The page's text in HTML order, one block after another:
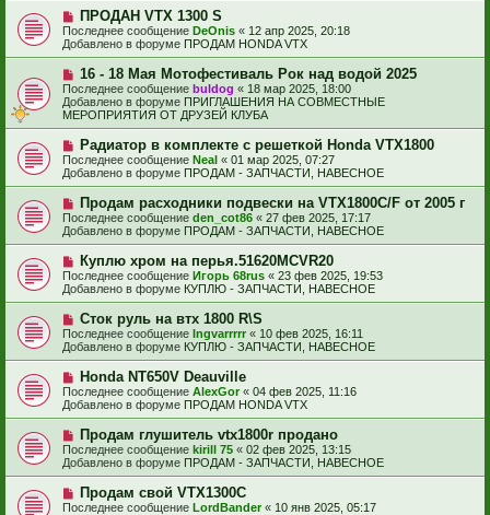
ещ
е
н
и
е
е
с
о
о
б
щ
е
н
и
е
Н
о
в
с
о
о
б
щ
н
и
е
ПРОДАН VTX 1300 S
Последнее сообщение DeOnis « 12 апр 2025, 20:18
Добавлено в форуме ПРОДАМ HONDA VTX
Н
о
в
о
с
о
о
б
щ
н
и
е
16 - 18 Мая Мотофестиваль Рок над водой 2025
Последнее сообщение buldog « 18 мар 2025, 18:00
Добавлено в форуме ПРИГЛАШЕНИЯ НА СОВМЕСТНЫЕ
МЕРОПРИЯТИЯ ОТ ДРУЗЕЙ КЛУБА
Н
о
в
е
с
о
о
б
щ
е
н
и
е
Радиатор в комплекте с решеткой Honda VTX1800
Последнее сообщение Neal « 01 мар 2025, 07:27
Добавлено в форуме ПРОДАМ - ЗАПЧАСТИ, НАВЕСНОЕ
Н
о
в
е
с
о
о
б
щ
е
н
и
е
Продам расходники подвески на VTX1800C/F от 2005 г
Последнее сообщение den_cot86 « 27 фев 2025, 17:17
Добавлено в форуме ПРОДАМ - ЗАПЧАСТИ, НАВЕСНОЕ
Н
о
в
с
о
о
б
щ
е
н
и
е
Куплю хром на перья.51620MCVR20
Последнее сообщение Игорь 68rus « 23 фев 2025, 19:53
Добавлено в форуме КУПЛЮ - ЗАПЧАСТИ, НАВЕСНОЕ
Н
о
в
е
с
о
о
б
щ
е
н
и
е
Сток руль на втх 1800 R\S
Последнее сообщение Ingvarrrrr « 10 фев 2025, 16:11
Добавлено в форуме КУПЛЮ - ЗАПЧАСТИ, НАВЕСНОЕ
Н
о
в
е
с
о
о
б
щ
е
Honda NT650V Deauville
Последнее сообщение AlexGor« 04 фев 2025, 11:16
Добавлено в форуме ПРОДАМ HONDA VTX
Н
о
в
е
с
о
Продам глушитель vtx1800r продано
Последнее сообщение kirill 75 « 02 фев 2025, 13:15
Добавлено в форуме ПРОДАМ - ЗАПЧАСТИ, НАВЕСНОЕ
Н
о
Продам свой VTX1300C
Последнее сообщение LordBander« 10 янв 2025, 05:17